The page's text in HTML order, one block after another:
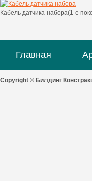
Кабель датчика набора(1-е
Главная
Copyright © Билдинг